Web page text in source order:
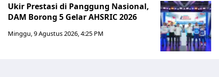
Ukir Prestasi di Panggung Nasional,
DAM Borong 5 Gelar AHSRIC 2026
Minggu, 9 Agustus 2026, 4:25 PM